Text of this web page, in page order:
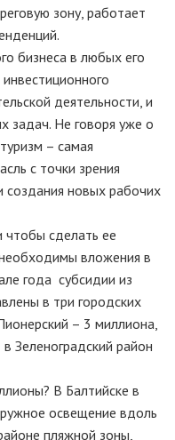
зону, работает
бизнеса в любых его
деятельности, и
задач. Не говоря уже о
– самая
с точки зрения
создания новых рабочих
чтобы сделать ее
вложения в
года субсидии из
в три городских
– 3 миллиона,
Зеленоградский район
В Балтийске в
освещение вдоль
пляжной зоны,